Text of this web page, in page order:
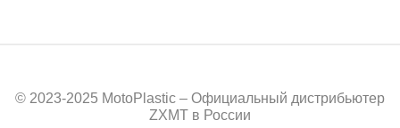
© 2023-2025 MotoPlastic – Официальный дистрибьютер
ZXMT в России